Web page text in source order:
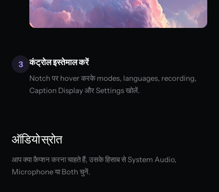
3 कंट्रोल इस्तेमाल करें
Notch पर hover करके modes, languages, recording,
Caption Display और Settings खोलें.
ऑडियो स्रोत
आप क्या कैप्शन करना चाहते हैं, उसके हिसाब से System Audio,
Microphone या Both चुनें.